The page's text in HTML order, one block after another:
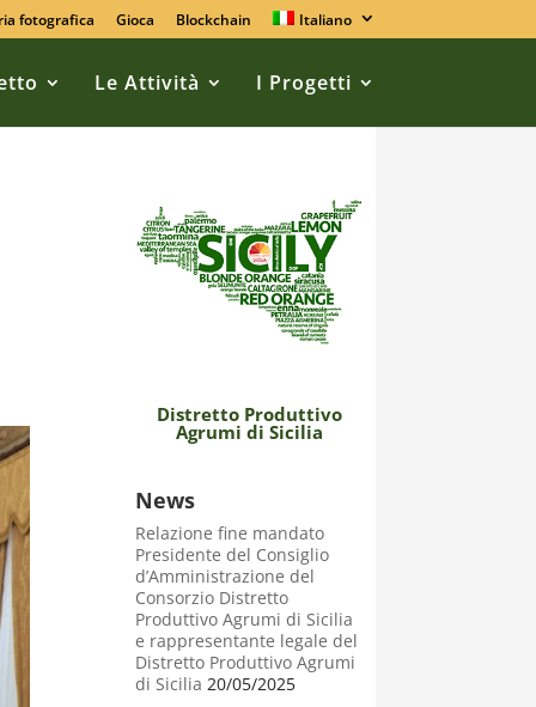
fotografica Gioca Blockchain Italiano
Le Attività I Progetti
Distretto Produttivo
Agrumi di Sicilia
News
Relazione fine mandato
Presidente del Consiglio
d’Amministrazione del
Consorzio Distretto
Produttivo Agrumi di Sicilia
e rappresentante legale del
Distretto Produttivo Agrumi
di Sicilia 20/05/2025